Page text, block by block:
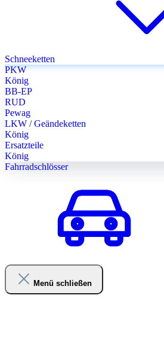
Schneeketten
PKW
König
BB-EP
RUD
Pewag
LKW / Geändeketten
König
Ersatzteile
König
Fahrradschlösser
Menü schließen